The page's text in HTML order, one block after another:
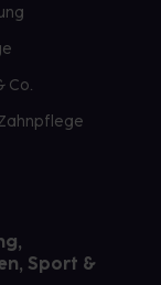
Co.
Sport &